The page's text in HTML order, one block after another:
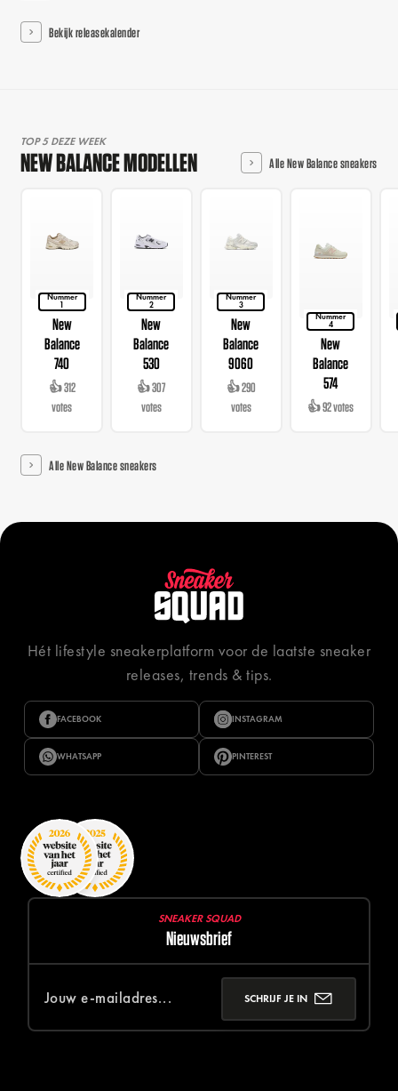
Bekijk releasekalender
TOP 5 DEZE WEEK
NEW BALANCE MODELLEN Alle New Balance sneakers
Nummer
1
New
Balance
740
👍 312
votes
Nummer
2
New
Balance
530
👍 307
votes
Nummer
3
New
Balance
9060
👍 290
votes
Nummer
4
New
Balance
574
👍 92 votes
Alle New Balance sneakers
Hét lifestyle sneakerplatform voor de laatste sneaker
releases, trends & tips.
FACEBOOK INSTAGRAM
WHATSAPP PINTEREST
SNEAKER SQUAD
Nieuwsbrief
SCHRIJF JE IN